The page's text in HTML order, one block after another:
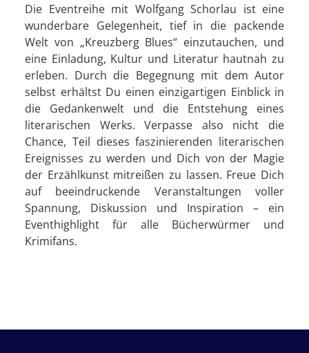
Die Eventreihe mit Wolfgang Schorlau ist eine
wunderbare Gelegenheit, tief in die packende
Welt von „Kreuzberg Blues“ einzutauchen, und
eine Einladung, Kultur und Literatur hautnah zu
erleben. Durch die Begegnung mit dem Autor
selbst erhältst Du einen einzigartigen Einblick in
die Gedankenwelt und die Entstehung eines
literarischen Werks. Verpasse also nicht die
Chance, Teil dieses faszinierenden literarischen
Ereignisses zu werden und Dich von der Magie
der Erzählkunst mitreißen zu lassen. Freue Dich
auf beeindruckende Veranstaltungen voller
Spannung, Diskussion und Inspiration – ein
Eventhighlight für alle Bücherwürmer und
Krimifans.